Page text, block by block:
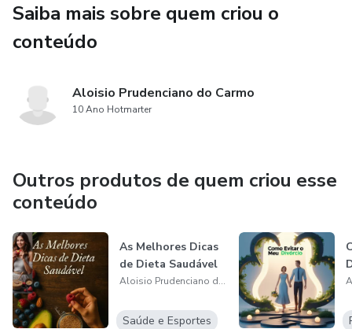
Saiba mais sobre quem criou o
conteúdo
Aloisio Prudenciano do Carmo
10 Ano Hotmarter
Outros produtos de quem criou esse
conteúdo
As Melhores Dicas
de Dieta Saudável
Aloisio Prudenciano do Carmo
Saúde e Esportes